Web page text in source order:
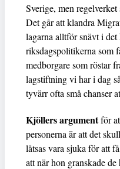
Sverige, men
Det går att klandra
lagarna alltför snävt i
riksdagspolitikerna som
medborgare som röstar
lagstiftning vi har i dag
tyvärr ofta små chanser
Kjöllers argumentför
personerna är att det
låtsas vara sjuka för att
att när hon granskade